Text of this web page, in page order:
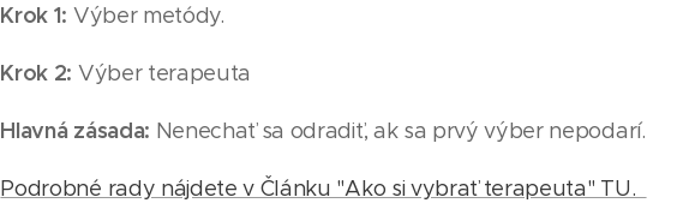
Krok 1: Výber metódy.
Krok 2: Výber terapeuta
Hlavná zásada: Nenechať sa odradiť, ak sa prvý výber nepodarí.
Podrobné rady nájdete v Článku "Ako si vybrať terapeuta" TU.